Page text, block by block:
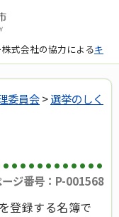
式会社の協力によるキ
委員会>選挙のしく
ジ番号：P-001568
登録する名簿で